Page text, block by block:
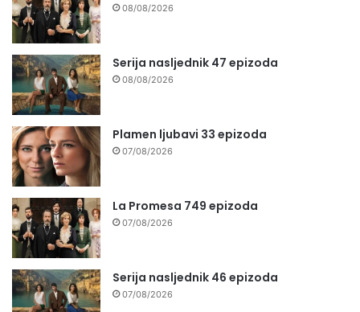
08/08/2026
Serija nasljednik 47 epizoda
08/08/2026
Plamen ljubavi 33 epizoda
07/08/2026
La Promesa 749 epizoda
07/08/2026
Serija nasljednik 46 epizoda
07/08/2026